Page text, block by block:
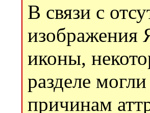
В связи с
изображения
иконы,
разделе
причинам